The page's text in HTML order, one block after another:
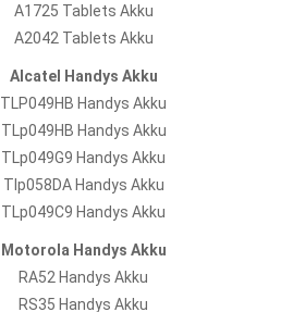
A1725 Tablets Akku
A2042 Tablets Akku
Alcatel Handys Akku
TLP049HB Handys Akku
TLp049HB Handys Akku
TLp049G9 Handys Akku
Tlp058DA Handys Akku
TLp049C9 Handys Akku
Motorola Handys Akku
RA52 Handys Akku
RS35 Handys Akku